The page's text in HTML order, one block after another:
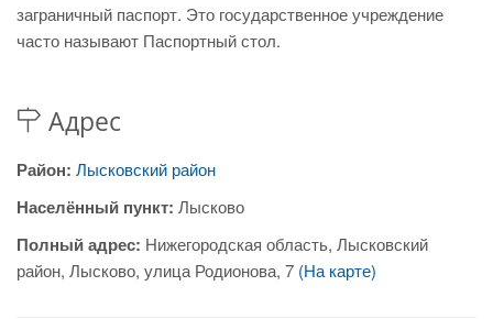
заграничный паспорт. Это государственное учреждение
часто называют Паспортный стол.
Адрес
Район: Лысковский район
Населённый пункт: Лысково
Полный адрес: Нижегородская область, Лысковский
район, Лысково, улица Родионова, 7 (На карте)